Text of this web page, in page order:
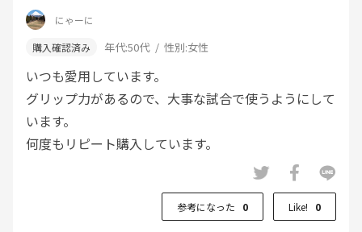
にゃーに
年代:50代 性別:女性
いつも愛用しています。
グリップ力があるので、大事な試合で使うようにして
います。
何度もリピート購入しています。
参考になった 0 Like! 0